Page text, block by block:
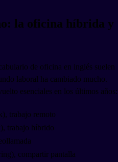
la oficina híbrida y
de oficina en inglés suelen
laboral ha cambiado mucho.
esenciales en los últimos años:
trabajo remoto
trabajo híbrido
compartir pantalla